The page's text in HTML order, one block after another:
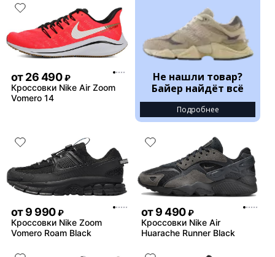
от26 490 ₽
Кроссовки Nike Air Zoom
Vomero 14
Не нашли товар?
Байер найдёт всё
Подробнее
от9 990 ₽
Кроссовки Nike Zoom
Vomero Roam Black
от9 490 ₽
Кроссовки Nike Air
Huarache Runner Black